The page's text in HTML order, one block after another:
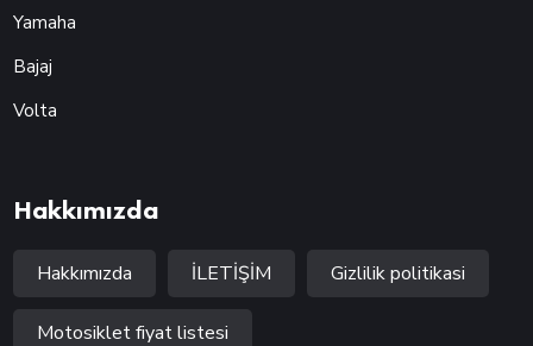
Yamaha
Bajaj
Volta
Hakkımızda
Hakkımızda İLETİŞİM Gizlilik politikasi
Motosiklet fiyat listesi